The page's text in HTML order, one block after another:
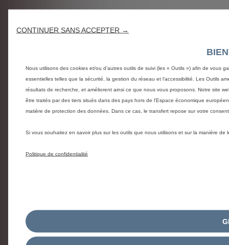
CONTINUER SANS ACCEPTER →
Nous utilisons des cookies et/ou d’autres outils de suivi (les « Outils ») afin de vous
essentielles telles que la sécurité, la gestion du réseau et l’accessibilité. Les Outils
résultats de recherche, et améliorent ainsi ce que nous vous proposons. Notre site
être traités par des tiers situés dans des pays hors de l'Espace économique
matière de protection des données. Dans ce cas, le transfert repose sur votre
Si vous souhaitez en savoir plus sur les outils que nous utilisons et sur la manière
Politique de confidentialité